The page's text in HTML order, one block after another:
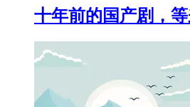
十年前的国产剧，